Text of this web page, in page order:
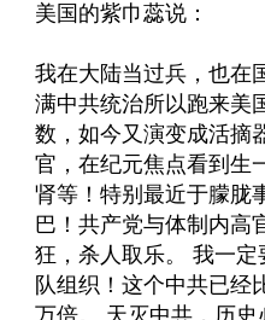
美国的紫巾蕊说：
我在大陆当过兵，也在
满中共统治所以跑来美
数，如今又演变成活摘
官，在纪元焦点看到生
肾等！特别最近于朦胧
巴！共产党与体制内高
狂，杀人取乐。 我一
队组织！这个中共已经
万倍。 天灭中共，历史